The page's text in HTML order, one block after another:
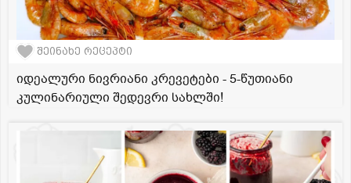
შეინახე რეცეპტი
იდეალური ნივრიანი კრევეტები - 5-წუთიანი
კულინარიული შედევრი სახლში!